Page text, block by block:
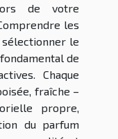
de votre
les
le
de
Chaque
fraîche –
propre,
du parfum